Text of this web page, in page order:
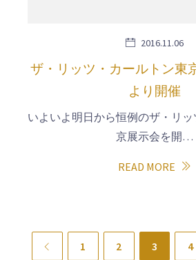
2016.11.06
ザ・リッツ・カールトン
より開催
いよいよ明日から恒例のザ・リ
京展示会を開…
READ MORE
Previous
1 2 3 4